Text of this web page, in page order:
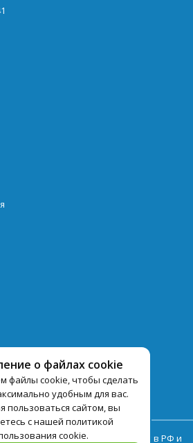
о файлах cookie
файлы cookie, чтобы сделать
удобным для вас.
пользоваться сайтом, вы
с нашей политикой
cookie.
данных
оператор туристических услуг в РФ и